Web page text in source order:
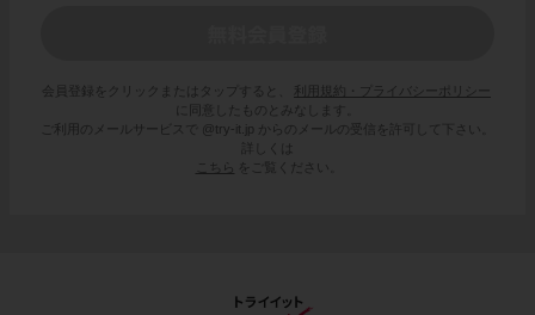
会員登録をクリックまたはタップすると、
利用規約・プライバシーポリシー
に同意したものとみなします。
ご利用のメールサービスで @try-it.jp からのメールの受信を許可して下さい。
詳しくは
こちら
をご覧ください。